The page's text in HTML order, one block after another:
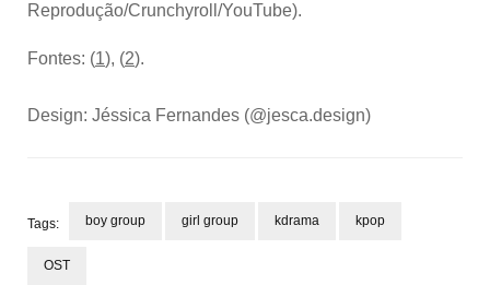
Reprodução/Crunchyroll/YouTube).
Fontes: (1), (2).
Design: Jéssica Fernandes (@jesca.design)
Tags: boy group girl group kdrama kpop
OST